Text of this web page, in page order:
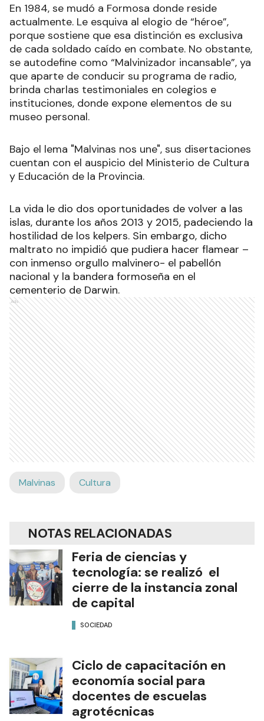
En 1984, se mudó a Formosa donde reside
actualmente. Le esquiva al elogio de “héroe”,
porque sostiene que esa distinción es exclusiva
de cada soldado caído en combate. No obstante,
se autodefine como “Malvinizador incansable”, ya
que aparte de conducir su programa de radio,
brinda charlas testimoniales en colegios e
instituciones, donde expone elementos de su
museo personal.
Bajo el lema "Malvinas nos une", sus disertaciones
cuentan con el auspicio del Ministerio de Cultura
y Educación de la Provincia.
La vida le dio dos oportunidades de volver a las
islas, durante los años 2013 y 2015, padeciendo la
hostilidad de los kelpers. Sin embargo, dicho
maltrato no impidió que pudiera hacer flamear –
con inmenso orgullo malvinero- el pabellón
nacional y la bandera formoseña en el
cementerio de Darwin.
Ads
Malvinas Cultura
NOTAS RELACIONADAS
Feria de ciencias y
tecnología: se realizó el
cierre de la instancia zonal
de capital
SOCIEDAD
Ciclo de capacitación en
economía social para
docentes de escuelas
agrotécnicas